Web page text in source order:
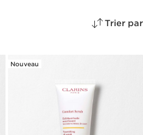
Trier par
Nouveau